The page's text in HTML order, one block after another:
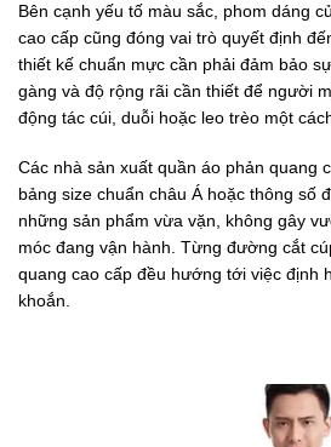
Bên cạnh yếu tố màu sắc, phom dáng
cao cấp cũng đóng vai trò quyết định
thiết kế chuẩn mực cần phải đảm bảo
gàng và độ rộng rãi cần thiết để người
động tác cúi, duỗi hoặc leo trèo một
Các nhà sản xuất quần áo phản quang
bảng size chuẩn châu Á hoặc thông số
những sản phẩm vừa vặn, không gây
móc đang vận hành. Từng đường cắt
quang cao cấp đều hướng tới việc định
khoắn.